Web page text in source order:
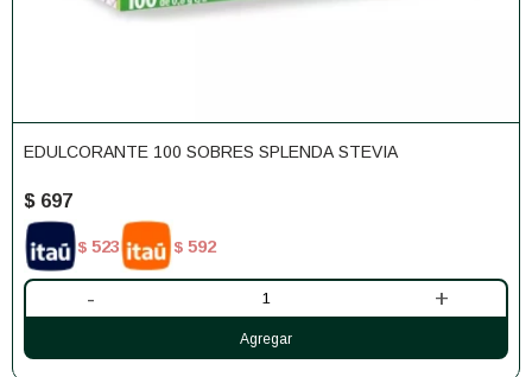
EDULCORANTE 100 SOBRES SPLENDA STEVIA
$ 697
$ 523 $ 592
- +